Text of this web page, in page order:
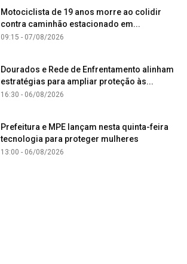
Motociclista de 19 anos morre ao colidir
contra caminhão estacionado em...
09:15 - 07/08/2026
Dourados e Rede de Enfrentamento alinham
estratégias para ampliar proteção às...
16:30 - 06/08/2026
Prefeitura e MPE lançam nesta quinta-feira
tecnologia para proteger mulheres
13:00 - 06/08/2026